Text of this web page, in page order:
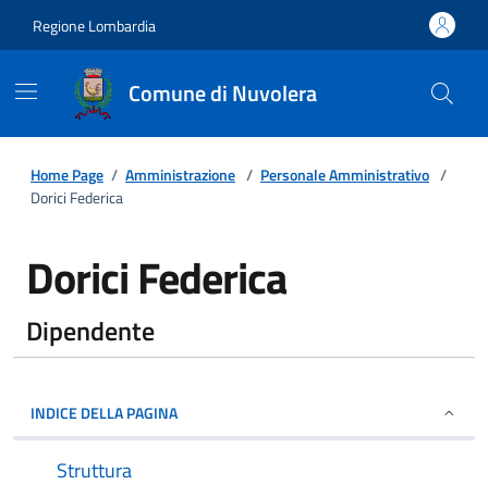
Regione Lombardia
Comune di Nuvolera
Home Page / Amministrazione / Personale Amministrativo /
Dorici Federica
Dorici Federica
Dipendente
INDICE DELLA PAGINA
Struttura